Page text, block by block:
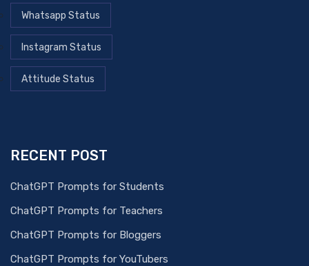
Whatsapp Status
Instagram Status
Attitude Status
RECENT POST
ChatGPT Prompts for Students
ChatGPT Prompts for Teachers
ChatGPT Prompts for Bloggers
ChatGPT Prompts for YouTubers